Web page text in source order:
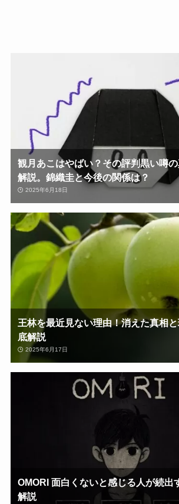
観月あこはやばい？その評判黒い噂
解説。錦織圭と今後の関係は？
2025年6月18日
王林を最近見ない理由！消えた真相
底解説
2025年6月17日
OMORI 面白くないと感じる人が続出
解説